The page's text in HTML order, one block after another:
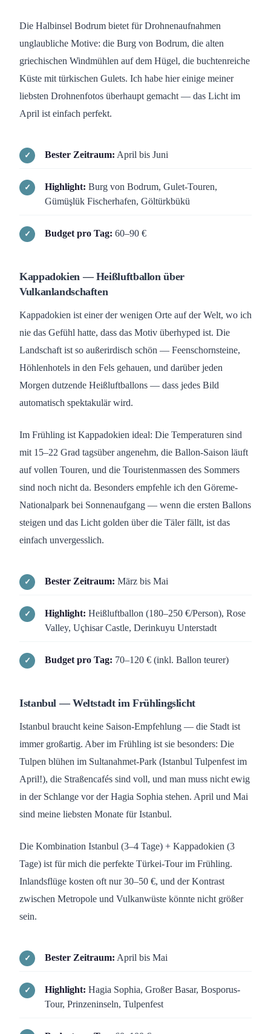
Die Halbinsel Bodrum bietet für Drohnenaufnahmen
unglaubliche Motive: die Burg von Bodrum, die alten
griechischen Windmühlen auf dem Hügel, die buchtenreiche
Küste mit türkischen Gulets. Ich habe hier einige meiner
liebsten Drohnenfotos überhaupt gemacht — das Licht im
April ist einfach perfekt.
Bester Zeitraum: April bis Juni
Highlight: Burg von Bodrum, Gulet-Touren,
Gümüşlük Fischerhafen, Göltürkbükü
Budget pro Tag: 60–90 €
Kappadokien — Heißluftballon über
Vulkanlandschaften
Kappadokien ist einer der wenigen Orte auf der Welt, wo ich
nie das Gefühl hatte, dass das Motiv überhyped ist. Die
Landschaft ist so außerirdisch schön — Feenschornsteine,
Höhlenhotels in den Fels gehauen, und darüber jeden
Morgen dutzende Heißluftballons — dass jedes Bild
automatisch spektakulär wird.
Im Frühling ist Kappadokien ideal: Die Temperaturen sind
mit 15–22 Grad tagsüber angenehm, die Ballon-Saison läuft
auf vollen Touren, und die Touristenmassen des Sommers
sind noch nicht da. Besonders empfehle ich den Göreme-
Nationalpark bei Sonnenaufgang — wenn die ersten Ballons
steigen und das Licht golden über die Täler fällt, ist das
einfach unvergesslich.
Bester Zeitraum: März bis Mai
Highlight: Heißluftballon (180–250 €/Person), Rose
Valley, Uçhisar Castle, Derinkuyu Unterstadt
Budget pro Tag: 70–120 € (inkl. Ballon teurer)
Istanbul — Weltstadt im Frühlingslicht
Istanbul braucht keine Saison-Empfehlung — die Stadt ist
immer großartig. Aber im Frühling ist sie besonders: Die
Tulpen blühen im Sultanahmet-Park (Istanbul Tulpenfest im
April!), die Straßencafés sind voll, und man muss nicht ewig
in der Schlange vor der Hagia Sophia stehen. April und Mai
sind meine liebsten Monate für Istanbul.
Die Kombination Istanbul (3–4 Tage) + Kappadokien (3
Tage) ist für mich die perfekte Türkei-Tour im Frühling.
Inlandsflüge kosten oft nur 30–50 €, und der Kontrast
zwischen Metropole und Vulkanwüste könnte nicht größer
sein.
Bester Zeitraum: April bis Mai
Highlight: Hagia Sophia, Großer Basar, Bosporus-
Tour, Prinzeninseln, Tulpenfest